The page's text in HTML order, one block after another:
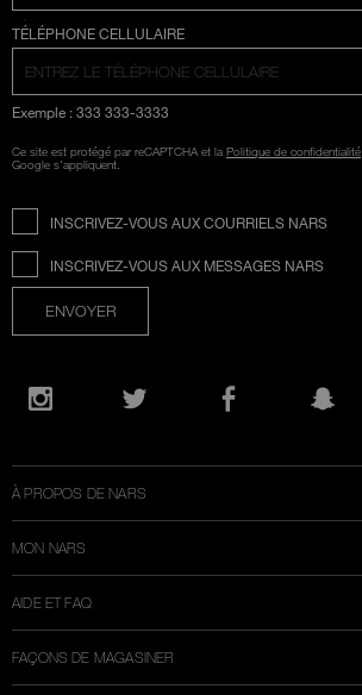
SÉLECTION COUNTRY
TÉLÉPHONE CELLULAIRE
Exemple : 333 333-3333
Ce site est protégé par reCAPTCHA et la Politique de confidentialité
Google s'appliquent.
INSCRIVEZ-VOUS AUX COURRIELS NARS
INSCRIVEZ-VOUS AUX MESSAGES NARS
ENVOYER
Ouvre
une
À PROPOS DE NARS
MON NARS
AIDE ET FAQ
FAÇONS DE MAGASINER